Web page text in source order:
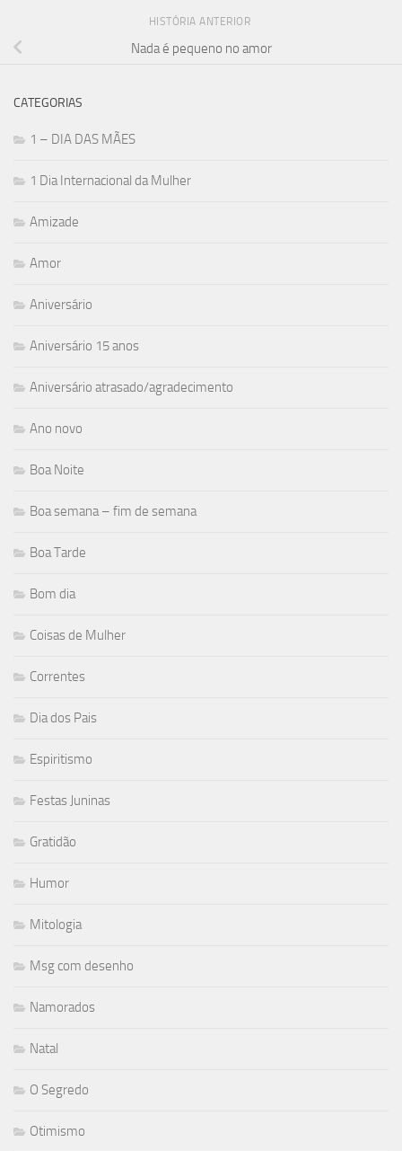
HISTÓRIA ANTERIOR
Nada é pequeno no amor
CATEGORIAS
1 – DIA DAS MÃES
1 Dia Internacional da Mulher
Amizade
Amor
Aniversário
Aniversário 15 anos
Aniversário atrasado/agradecimento
Ano novo
Boa Noite
Boa semana – fim de semana
Boa Tarde
Bom dia
Coisas de Mulher
Correntes
Dia dos Pais
Espiritismo
Festas Juninas
Gratidão
Humor
Mitologia
Msg com desenho
Namorados
Natal
O Segredo
Otimismo